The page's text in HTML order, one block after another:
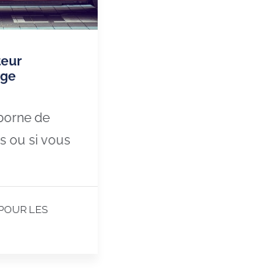
de
ou si vous
LES